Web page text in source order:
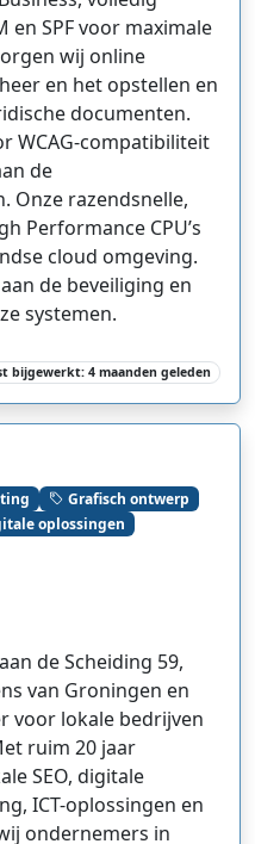
en SPF voor maximale
wij online
en het opstellen en
documenten.
WCAG-compatibiliteit
de
Onze razendsnelle,
Performance CPU’s
cloud omgeving.
de beveiliging en
systemen.
bijgewerkt: 4 maanden geleden
Grafisch ontwerp
oplossingen
de Scheiding 59,
van Groningen en
voor lokale bedrijven
ruim 20 jaar
SEO, digitale
ICT-oplossingen en
ondernemers in